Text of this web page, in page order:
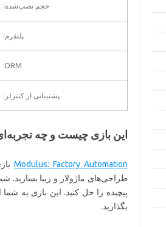
حجم نصب‌شده:
پلتفرم:
DRM:
پشتیبانی از کنترلر:
این بازی چیست و چه
Modulus: Factory Automation
طراحی‌های ماژولار و زیبا بسازید.
پیچیده را حل کنید. این بازی به
بگذارید.